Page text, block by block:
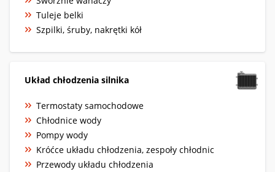
Tuleje belki
Szpilki, śruby, nakrętki kół
Układ chłodzenia silnika
Termostaty samochodowe
Chłodnice wody
Pompy wody
Króćce układu chłodzenia, zespoły chłodnic
Przewody układu chłodzenia